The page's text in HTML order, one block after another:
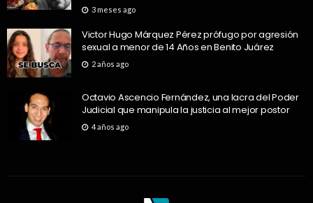
3 meses ago
Victor Hugo Márquez Pérez prófugo por agresión
sexual a menor de 14 Años en Benito Juárez
2 años ago
Octavio Ascencio Fernández, una lacra del Poder
Judicial que manipula la justicia al mejor postor
4 años ago